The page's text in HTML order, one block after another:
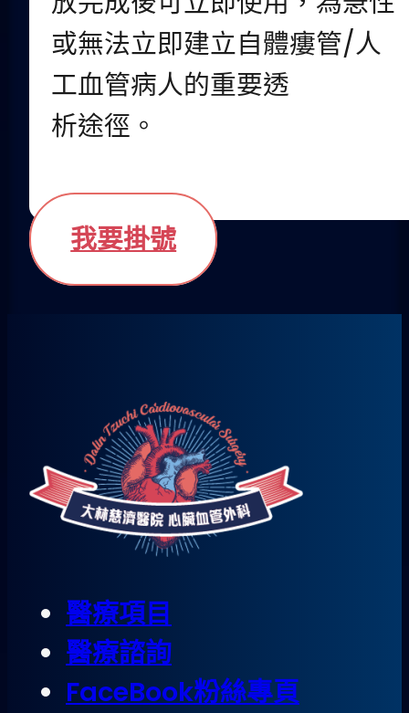
或無法立即建立自體瘻管/人
工血管病人的重要透
析途徑。
我要掛號
醫療項目
醫療諮詢
FaceBook粉絲專頁